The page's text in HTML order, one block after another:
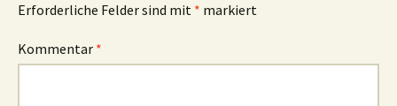
Erforderliche Felder sind mit * markiert
Kommentar *